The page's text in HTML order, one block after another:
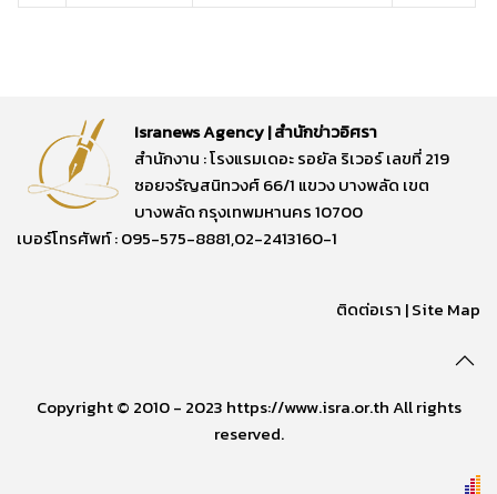
Isranews Agency | สำนักข่าวอิศรา
สำนักงาน : โรงแรมเดอะ รอยัล ริเวอร์ เลขที่ 219
ซอยจรัญสนิทวงศ์ 66/1 แขวง บางพลัด เขต
บางพลัด กรุงเทพมหานคร 10700
เบอร์โทรศัพท์ : 095-575-8881,02-2413160-1
ติดต่อเรา |Site Map
Copyright © 2010 - 2023 https://www.isra.or.th All rights
reserved.